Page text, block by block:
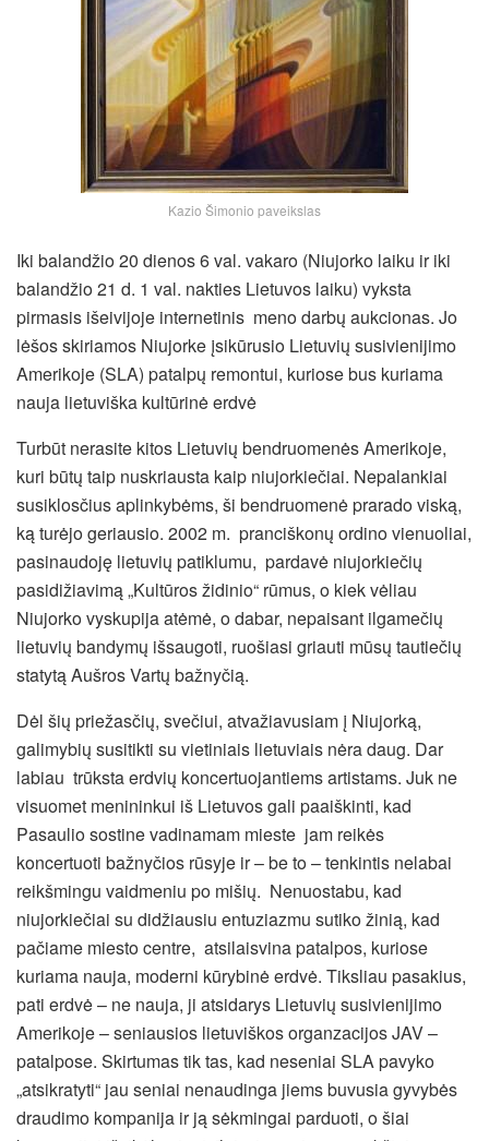
Kazio Šimonio paveikslas
Iki balandžio 20 dienos 6 val. vakaro (Niujorko laiku ir iki
balandžio 21 d. 1 val. nakties Lietuvos laiku) vyksta
pirmasis išeivijoje internetinis meno darbų aukcionas. Jo
lėšos skiriamos Niujorke įsikūrusio Lietuvių susivienijimo
Amerikoje (SLA) patalpų remontui, kuriose bus kuriama
nauja lietuviška kultūrinė erdvė
Turbūt nerasite kitos Lietuvių bendruomenės Amerikoje,
kuri būtų taip nuskriausta kaip niujorkiečiai. Nepalankiai
susiklosčius aplinkybėms, ši bendruomenė prarado viską,
ką turėjo geriausio. 2002 m. pranciškonų ordino vienuoliai,
pasinaudoję lietuvių patiklumu, pardavė niujorkiečių
pasidižiavimą „Kultūros židinio“ rūmus, o kiek vėliau
Niujorko vyskupija atėmė, o dabar, nepaisant ilgamečių
lietuvių bandymų išsaugoti, ruošiasi griauti mūsų tautiečių
statytą Aušros Vartų bažnyčią.
Dėl šių priežasčių, svečiui, atvažiavusiam į Niujorką,
galimybių susitikti su vietiniais lietuviais nėra daug. Dar
labiau trūksta erdvių koncertuojantiems artistams. Juk ne
visuomet menininkui iš Lietuvos gali paaiškinti, kad
Pasaulio sostine vadinamam mieste jam reikės
koncertuoti bažnyčios rūsyje ir – be to – tenkintis nelabai
reikšmingu vaidmeniu po mišių. Nenuostabu, kad
niujorkiečiai su didžiausiu entuziazmu sutiko žinią, kad
pačiame miesto centre, atsilaisvina patalpos, kuriose
kuriama nauja, moderni kūrybinė erdvė. Tiksliau pasakius,
pati erdvė – ne nauja, ji atsidarys Lietuvių susivienijimo
Amerikoje – seniausios lietuviškos organzacijos JAV –
patalpose. Skirtumas tik tas, kad neseniai SLA pavyko
„atsikratyti“ jau seniai nenaudinga jiems buvusia gyvybės
draudimo kompanija ir ją sėkmingai parduoti, o šiai